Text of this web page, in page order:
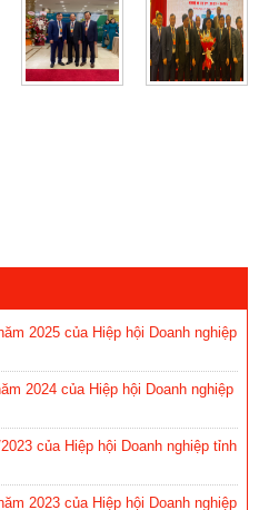
2025 của Hiệp hội Doanh nghiệp
2024 của Hiệp hội Doanh nghiệp
của Hiệp hội Doanh nghiệp tỉnh
2023 của Hiệp hội Doanh nghiệp